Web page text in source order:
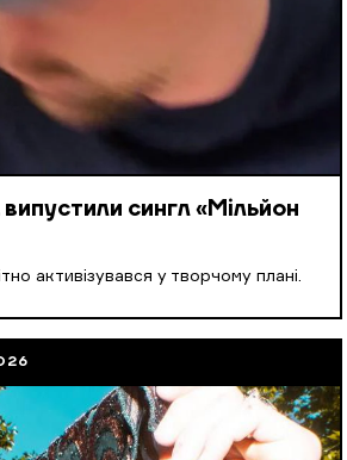
сингл «Мільйон
активізувався у творчому плані.